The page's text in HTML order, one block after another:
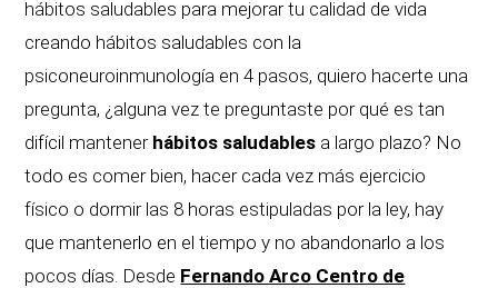
hábitos saludables para mejorar tu calidad de vida
creando hábitos saludables con la
psiconeuroinmunología en 4 pasos, quiero hacerte una
pregunta, ¿alguna vez te preguntaste por qué es tan
difícil mantener hábitos saludables a largo plazo? No
todo es comer bien, hacer cada vez más ejercicio
físico o dormir las 8 horas estipuladas por la ley, hay
que mantenerlo en el tiempo y no abandonarlo a los
pocos días. Desde Fernando Arco Centro de